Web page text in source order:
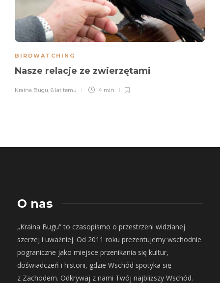
BIRDWATCHING
Nasze relacje ze zwierzętami
Kraina Bugu 6 lat temu 4 min
O nas
„Kraina Bugu” to czasopismo o przestrzeni widzianej
szerzej i uważniej. Od 2011 roku prezentujemy wschodnie
pograniczne jako miejsce przenikania się kultur,
doświadczeń i historii, gdzie Wschód spotyka się
z Zachodem. Odkrywaj z nami Twój najbliższy Wschód.